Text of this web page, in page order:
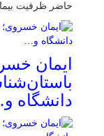
حاضر ظرفیت
ایمان
دانشگاه